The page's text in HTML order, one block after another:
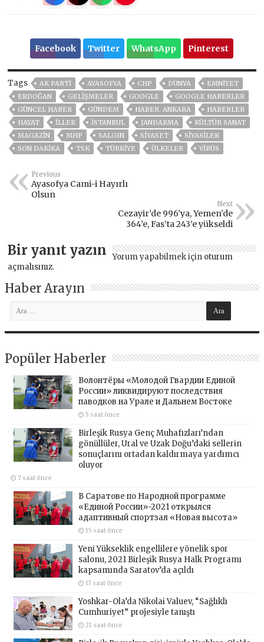
Facebook Twitter WhatsApp Pinterest
Tags AK PARTİ AYASOFYA CHP DÜNYA
EMNİYET
ERDOĞAN
GELIŞMELER GOOGLE
GOOGLE HABERLER
GÜNCEL HABER
GÜNDEM HABER. ANKARA
HABERLER
HAYAT
İLLER ISTANBUL JANDARMA
KÜLTÜR SANAT
MAGAZİN
MHP SALGIN SİYASET
SİYASİLER
SON DAKIKA
TSK TÜRKİYE ÜLKELER VIRÜS
Previous
Ayasofya Cami-i Hayırlı
Olsun
Next
Cezayir’de 996’ya, Yemen’de
364’e, Fas’ta 243’e yükseldi
Bir yanıt yazın Yorum yapabilmek için oturum
açmalısınız.
Haber Arayın
Popüler Haberler
Волонтёры «Молодой Гвардии Единой
России» ликвидируют последствия
паводков на Урале и Дальнем Востоке
5 saat önce
Birleşik Rusya Genç Muhafızları’ndan
gönüllüler, Ural ve Uzak Doğu’daki sellerin
sonuçlarını ortadan kaldırmaya yardımcı
oluyor
7 saat önce
В Саратове по Народной программе
«Единой России»-2021 открылся
адаптивный спортзал «Новая высота»
15 saat önce
Yeni Yükseklik engellilere yönelik spor
salonu, 2021 Birleşik Rusya Halk Programı
kapsamında Saratov’da açıldı
17 saat önce
Yoshkar-Ola’da Nikolai Valuev, “Sağlıklı
Cumhuriyet” projesiyle tanıştı
21 saat önce